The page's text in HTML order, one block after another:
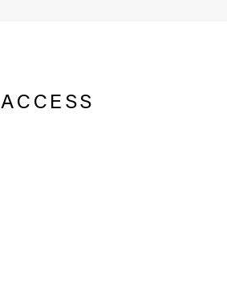
ACCESS